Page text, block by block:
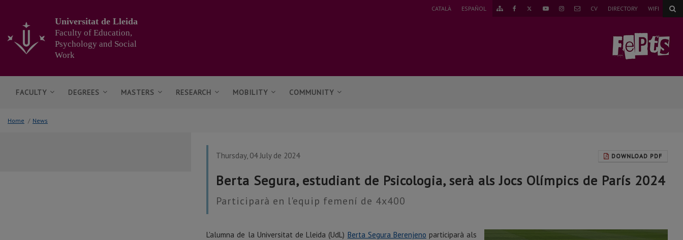
main
content
page
GO
FACEBOOK
TWITTERYOUTUBEINSTAGRAM
MAIL
CV DIRECTORY WIFI
CATALÀ ESPAÑOL
Universitat de Lleida
Faculty of Education,
Psychology and Social
Work
FACULTY DEGREES MASTERS RESEARCH MOBILITY COMMUNITY
Home / News
DOWNLOAD PDF
Thursday, 04 July de 2024
Berta Segura, estudiant de Psicologia, serà als Jocs Olímpics de París 2024
Participarà en l'equip femení de 4x400
L'alumna de la Universitat de Lleida (UdL) Berta Segura Berenjeno participarà als